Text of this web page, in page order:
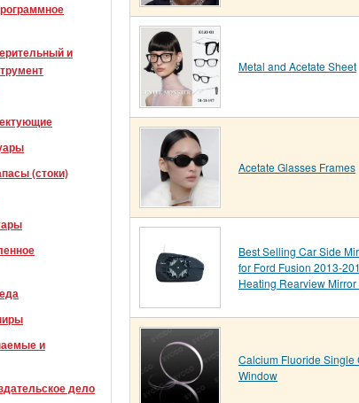
и
(стоки)
и
дело
Metal and Acetate Sheet
Acetate Glasses Frames
Best Selling Car Side
for Ford Fusion 2013-
Heating Rearview Mirror
Calcium Fluoride Single
Window